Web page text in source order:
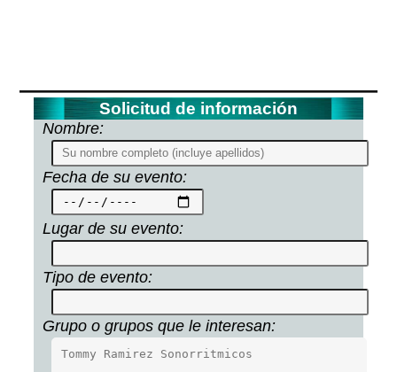
Solicitud de información
Nombre:
Fecha de su evento:
Lugar de su evento:
Tipo de evento:
Grupo o grupos que le interesan: